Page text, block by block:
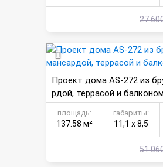
27
Проект дома AS-272 из
рдой, террасой и балконом
площадь:
137.58 м²
габариты:
11,1 х 8,5
51